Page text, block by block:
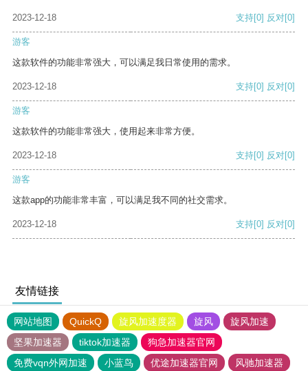
2023-12-18 支持[0] 反对[0]
游客
这款软件的功能非常强大，可以满足我日常使用的需求。
2023-12-18 支持[0] 反对[0]
游客
这款软件的功能非常强大，使用起来非常方便。
2023-12-18 支持[0] 反对[0]
游客
这款app的功能非常丰富，可以满足我不同的社交需求。
2023-12-18 支持[0] 反对[0]
友情链接
网站地图 QuickQ 旋风加速度器 旋风
旋风加速
坚果加速器
tiktok加速器
狗急加速器官网
免费vqn外网加速
小蓝鸟 优途加速器官网
风驰加速器